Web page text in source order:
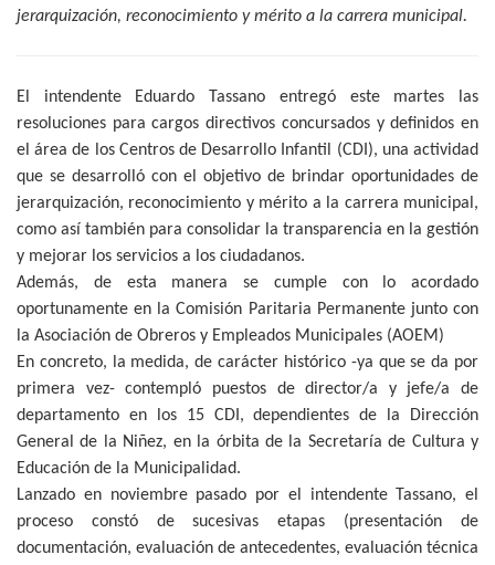
jerarquización, reconocimiento y mérito a la carrera municipal.
El intendente Eduardo Tassano entregó este martes las
resoluciones para cargos directivos concursados y definidos en
el área de los Centros de Desarrollo Infantil (CDI), una actividad
que se desarrolló con el objetivo de brindar oportunidades de
jerarquización, reconocimiento y mérito a la carrera municipal,
como así también para consolidar la transparencia en la gestión
y mejorar los servicios a los ciudadanos.
Además, de esta manera se cumple con lo acordado
oportunamente en la Comisión Paritaria Permanente junto con
la Asociación de Obreros y Empleados Municipales (AOEM)
En concreto, la medida, de carácter histórico -ya que se da por
primera vez- contempló puestos de director/a y jefe/a de
departamento en los 15 CDI, dependientes de la Dirección
General de la Niñez, en la órbita de la Secretaría de Cultura y
Educación de la Municipalidad.
Lanzado en noviembre pasado por el intendente Tassano, el
proceso constó de sucesivas etapas (presentación de
documentación, evaluación de antecedentes, evaluación técnica